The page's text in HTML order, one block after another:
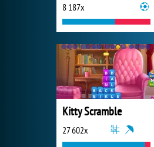
8 187x
Kitty Scramble
27 602x